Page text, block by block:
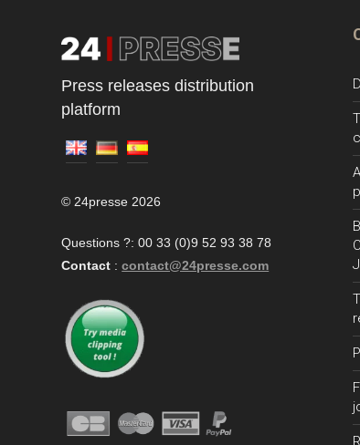
Press releases distribution
platform
© 24presse 2026
Questions ?: 00 33 (0)9 52 93 38 78
Contact : contact@24presse.com